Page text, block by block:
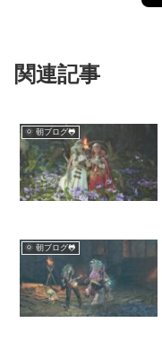
関連記事
🌞 朝ブログ🐸
🌞 朝ブログ🐸